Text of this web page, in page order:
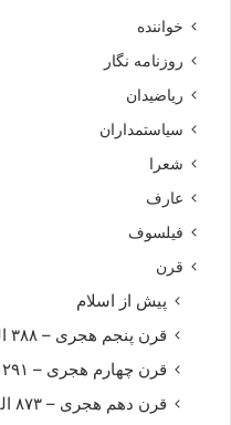
خواننده
روزنامه نگار
ریاضیدان
سیاستمداران
شعرا
عارف
فیلسوف
قرن
پیش از اسلام
قرن پنجم هجری – ۳۸۸ الی ۴۸۵ شمسی
قرن چهارم هجری – ۲۹۱ الی ۳۸۸ شمسی
قرن دهم هجری – ۸۷۳ الی ۹۷۰ شمسی